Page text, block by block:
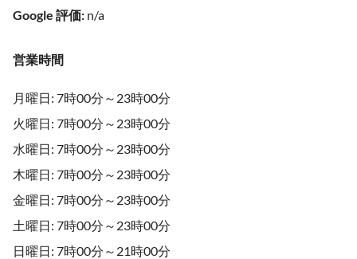
Google 評価: n/a
営業時間
月曜日: 7時00分～23時00分
火曜日: 7時00分～23時00分
水曜日: 7時00分～23時00分
木曜日: 7時00分～23時00分
金曜日: 7時00分～23時00分
土曜日: 7時00分～23時00分
日曜日: 7時00分～21時00分